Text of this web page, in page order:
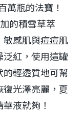
萬瓶的法寶！
的積雪草萃
感肌與痘痘肌
紅，使用這罐
輕透質地可幫
光澤亮麗，夏
液就夠！